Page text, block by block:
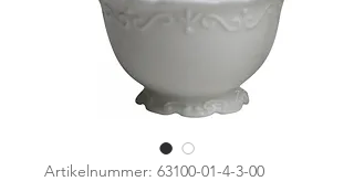
Artikelnummer: 63100-01-4-3-00